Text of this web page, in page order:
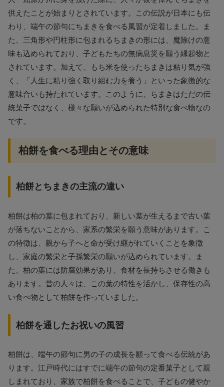
供えたことが始まりとされています。この伝説が日本にも伝
わり、端午の節句にちまきを食べる風習が定着しました。ま
た、三角形や円柱形に包まれるちまきの形には、魔除けの意
味も込められており、子どもたちの無病息災を願う縁起物と
されています。加えて、もち米を使ったちまきは粘り気が強
く、「人生に粘り強く取り組む力を養う」といった象徴的な
意味合いも持たれています。このように、ちまきはただの伝
統菓子ではなく、様々な願いが込められた特別な食べ物なの
です。
柏餅を食べる理由とその意味
柏餅とちまきの主流の違い
柏餅は柏の葉に包まれており、新しい葉が生えるまで古い葉
が落ちないことから、家系の繁栄を願う意味があります。こ
の特徴は、親から子へと命が受け継がれていくことを象徴
し、家庭の繁栄と子孫繁栄の願いが込められています。ま
た、柏の葉には防腐効果があり、食材を長持ちさせる働きも
あります。昔の人々は、この葉の特性を活かし、保存性の高
い食べ物として柏餅を作っていました。
柏餅を通したお祝いの風習
柏餅は、端午の節句に男の子の成長を願って食べる伝統があ
ります。江戸時代にはすでに端午の節句の定番菓子として親
しまれており、家族で柏餅を食べることで、子どもの健やか